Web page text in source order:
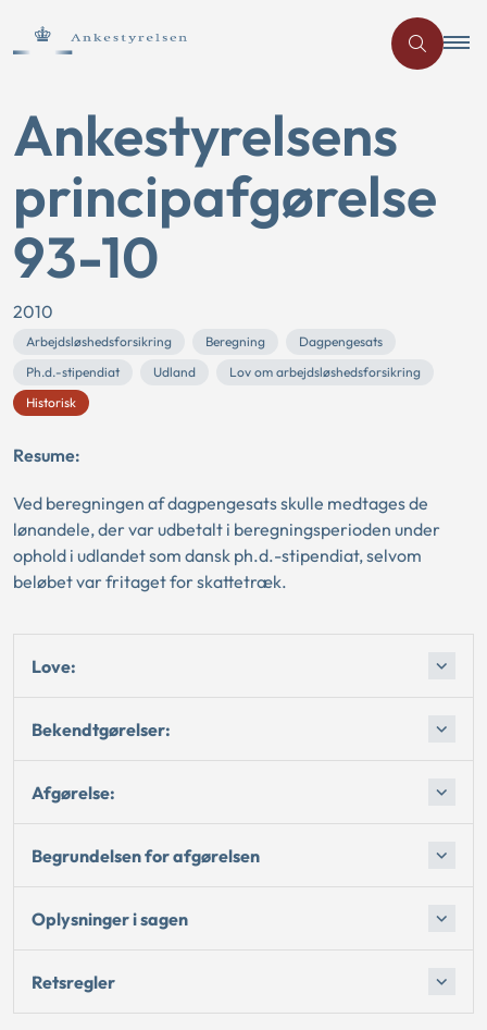
Ankestyrelsens
principafgørelse
93-10
2010
Arbejdsløshedsforsikring Beregning
Dagpengesats
Ph.d.-stipendiat
Udland
Lov om arbejdsløshedsforsikring
Historisk
Resume:
Ved beregningen af dagpengesats skulle medtages de
lønandele, der var udbetalt i beregningsperioden under
ophold i udlandet som dansk ph.d.-stipendiat, selvom
beløbet var fritaget for skattetræk.
Love:
Bekendtgørelser:
Afgørelse:
Begrundelsen for afgørelsen
Oplysninger i sagen
Retsregler